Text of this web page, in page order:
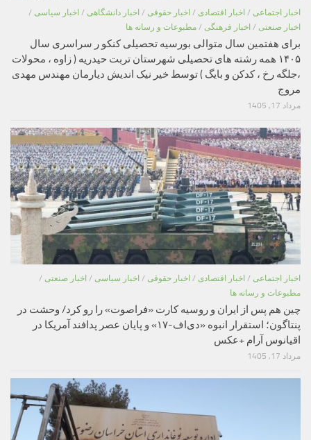
اخبار اجتماعی / اخبار اقتصادی / اخبار حقوقی / اخبار دانشگاهی / اخبار سیاسی /
اخبار صنعتی / اخبار فرهنگی / مطبوعات و رسانه ها
برای هفتمین سال متوالی بورسیه تحصیلی کنکو ر سراسری سال
۱۴۰۵ همه رشته های تحصیلی شهرستان تربت حیدریه ( زاوه ، محولات
،جلگه رخ ، کدکن و بایگ ) توسط خیر نیک اندیش دیارمان مهندس مهدی
مروج
مرداد 17, 1405
اخبار اجتماعی / اخبار اقتصادی / اخبار حقوقی / اخبار سیاسی / اخبار صنعتی /
مطبوعات و رسانه ها
چین هم پس از ایران و روسیه کارت «فراصوت» را رو کرد/ وحشت در
پنتاگون؛ استقرار انبوه «دی‌اف‑۱۷» و پایان عصر پدافند آمریکا در
اقیانوس آرام +عکس
مرداد 17, 1405